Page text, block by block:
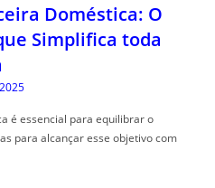
Doméstica: O
Simplifica toda
é essencial para equilibrar o
para alcançar esse objetivo com